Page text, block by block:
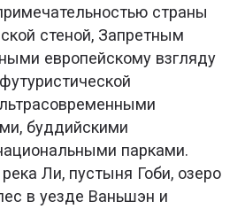
страны
стеной, Запретным
европейскому взгляду
буддийскими
парками.
Ли, пустыня Гоби, озеро
в уезде Ваньшэн и